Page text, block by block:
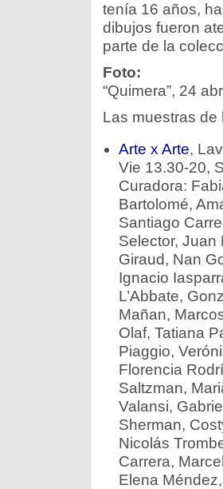
tenía 16 años,
dibujos fueron
parte de la
Foto:
“Quimera”, 24
Las muestras de
Arte x Arte,
Vie 13.30-20,
Curadora:
Bartolomé,
Santiago
Selector, Juan
Giraud, Nan
Ignacio
L’Abbate,
Mañan,
Olaf, Tatiana
Piaggio,
Florencia
Saltzman,
Valansi,
Sherman,
Nicolás
Carrera,
Elena